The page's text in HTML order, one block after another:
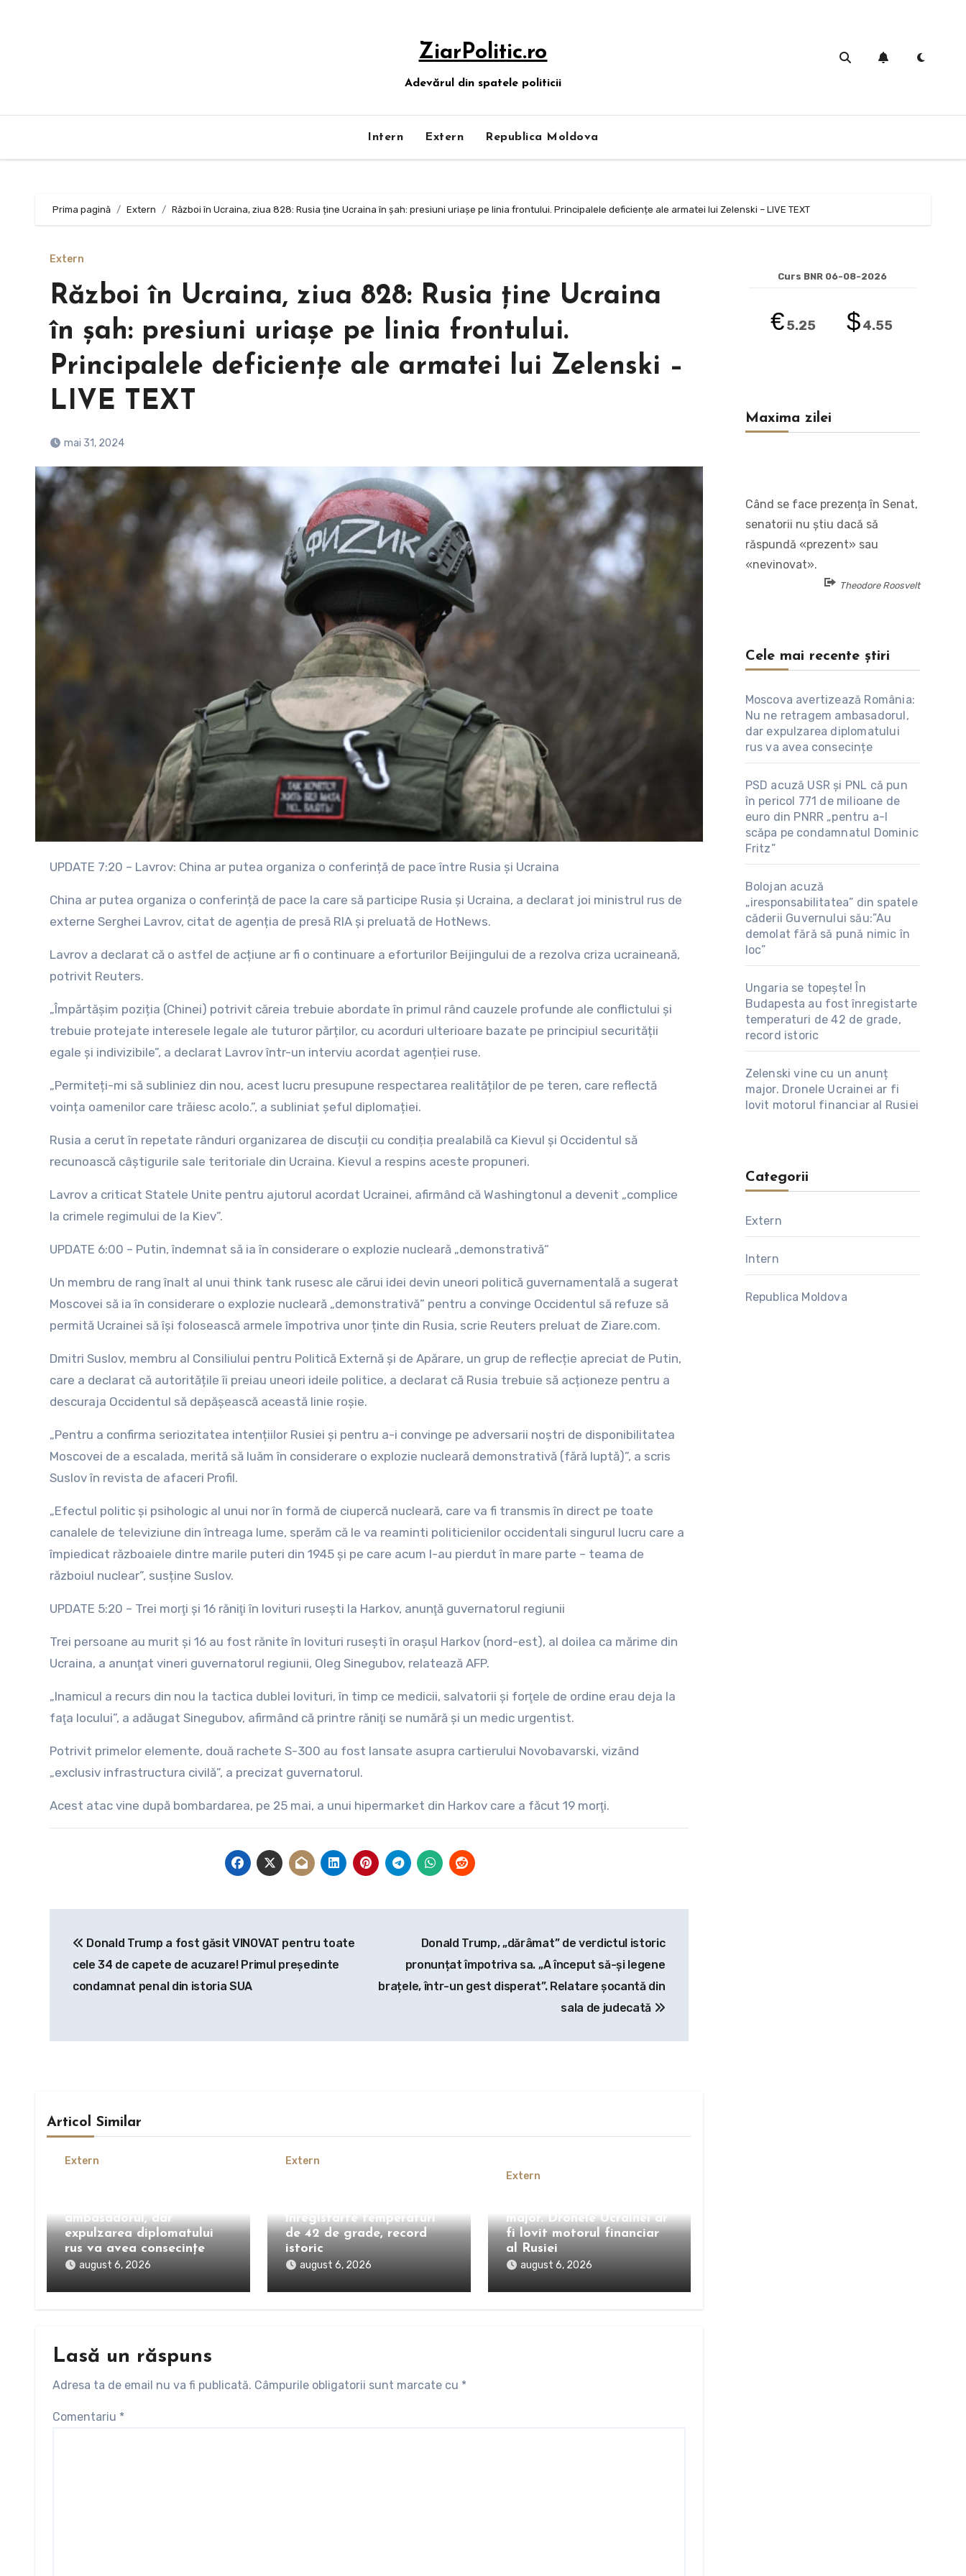
ZiarPolitic.ro
Adevărul din spatele politicii
Intern Extern Republica Moldova
Prima pagină Extern Război în Ucraina, ziua 828: Rusia ține Ucraina în șah: presiuni uriașe pe linia frontului. Principalele deficiențe ale armatei lui Zelenski – LIVE TEXT
Extern
Război în Ucraina, ziua 828: Rusia ține Ucraina
în șah: presiuni uriașe pe linia frontului.
Principalele deficiențe ale armatei lui Zelenski –
LIVE TEXT
mai 31, 2024
UPDATE 7:20 – Lavrov: China ar putea organiza o conferință de pace între Rusia și Ucraina
China ar putea organiza o conferință de pace la care să participe Rusia și Ucraina, a declarat joi ministrul rus de
externe Serghei Lavrov, citat de agenția de presă RIA și preluată de HotNews.
Lavrov a declarat că o astfel de acțiune ar fi o continuare a eforturilor Beijingului de a rezolva criza ucraineană,
potrivit Reuters.
„Împărtășim poziția (Chinei) potrivit căreia trebuie abordate în primul rând cauzele profunde ale conflictului și
trebuie protejate interesele legale ale tuturor părților, cu acorduri ulterioare bazate pe principiul securității
egale și indivizibile”, a declarat Lavrov într-un interviu acordat agenției ruse.
„Permiteți-mi să subliniez din nou, acest lucru presupune respectarea realităților de pe teren, care reflectă
voința oamenilor care trăiesc acolo.”, a subliniat șeful diplomației.
Rusia a cerut în repetate rânduri organizarea de discuții cu condiția prealabilă ca Kievul și Occidentul să
recunoască câștigurile sale teritoriale din Ucraina. Kievul a respins aceste propuneri.
Lavrov a criticat Statele Unite pentru ajutorul acordat Ucrainei, afirmând că Washingtonul a devenit „complice
la crimele regimului de la Kiev”.
UPDATE 6:00 – Putin, îndemnat să ia în considerare o explozie nucleară „demonstrativă“
Un membru de rang înalt al unui think tank rusesc ale cărui idei devin uneori politică guvernamentală a sugerat
Moscovei să ia în considerare o explozie nucleară „demonstrativă” pentru a convinge Occidentul să refuze să
permită Ucrainei să își folosească armele împotriva unor ținte din Rusia, scrie Reuters preluat de Ziare.com.
Dmitri Suslov, membru al Consiliului pentru Politică Externă și de Apărare, un grup de reflecție apreciat de Putin,
care a declarat că autoritățile îi preiau uneori ideile politice, a declarat că Rusia trebuie să acționeze pentru a
descuraja Occidentul să depășească această linie roșie.
„Pentru a confirma seriozitatea intențiilor Rusiei și pentru a-i convinge pe adversarii noștri de disponibilitatea
Moscovei de a escalada, merită să luăm în considerare o explozie nucleară demonstrativă (fără luptă)”, a scris
Suslov în revista de afaceri Profil.
„Efectul politic și psihologic al unui nor în formă de ciupercă nucleară, care va fi transmis în direct pe toate
canalele de televiziune din întreaga lume, sperăm că le va reaminti politicienilor occidentali singurul lucru care a
împiedicat războaiele dintre marile puteri din 1945 și pe care acum l-au pierdut în mare parte – teama de
războiul nuclear”, susține Suslov.
UPDATE 5:20 – Trei morţi şi 16 răniţi în lovituri ruseşti la Harkov, anunţă guvernatorul regiunii
Trei persoane au murit şi 16 au fost rănite în lovituri ruseşti în oraşul Harkov (nord-est), al doilea ca mărime din
Ucraina, a anunţat vineri guvernatorul regiunii, Oleg Sinegubov, relatează AFP.
„Inamicul a recurs din nou la tactica dublei lovituri, în timp ce medicii, salvatorii şi forţele de ordine erau deja la
faţa locului”, a adăugat Sinegubov, afirmând că printre răniţi se numără şi un medic urgentist.
Potrivit primelor elemente, două rachete S-300 au fost lansate asupra cartierului Novobavarski, vizând
„exclusiv infrastructura civilă”, a precizat guvernatorul.
Acest atac vine după bombardarea, pe 25 mai, a unui hipermarket din Harkov care a făcut 19 morţi.
articole
Donald Trump a fost găsit VINOVAT pentru toate
cele 34 de capete de acuzare! Primul președinte
condamnat penal din istoria SUA
Donald Trump, „dărâmat” de verdictul istoric
pronunțat împotriva sa. „A început să-și legene
brațele, într-un gest disperat”. Relatare șocantă din
sala de judecată
Articol Similar
Extern
ambasadorul, dar
expulzarea diplomatului
rus va avea consecințe
august 6, 2026
Extern
înregistarte temperaturi
de 42 de grade, record
istoric
august 6, 2026
Extern
major. Dronele Ucrainei ar
fi lovit motorul financiar
al Rusiei
august 6, 2026
Lasă un răspuns
Adresa ta de email nu va fi publicată. Câmpurile obligatorii sunt marcate cu *
Comentariu *
Curs BNR 06-08-2026
€5.25 $4.55
Maxima zilei
Când se face prezenţa în Senat,
senatorii nu ştiu dacă să
răspundă «prezent» sau
«nevinovat».
Theodore Roosvelt
Cele mai recente știri
Moscova avertizează România:
Nu ne retragem ambasadorul,
dar expulzarea diplomatului
rus va avea consecințe
PSD acuză USR și PNL că pun
în pericol 771 de milioane de
euro din PNRR „pentru a-l
scăpa pe condamnatul Dominic
Fritz”
Bolojan acuză
„iresponsabilitatea” din spatele
căderii Guvernului său:”Au
demolat fără să pună nimic în
loc”
Ungaria se topește! În
Budapesta au fost înregistarte
temperaturi de 42 de grade,
record istoric
Zelenski vine cu un anunț
major. Dronele Ucrainei ar fi
lovit motorul financiar al Rusiei
Categorii
Extern
Intern
Republica Moldova